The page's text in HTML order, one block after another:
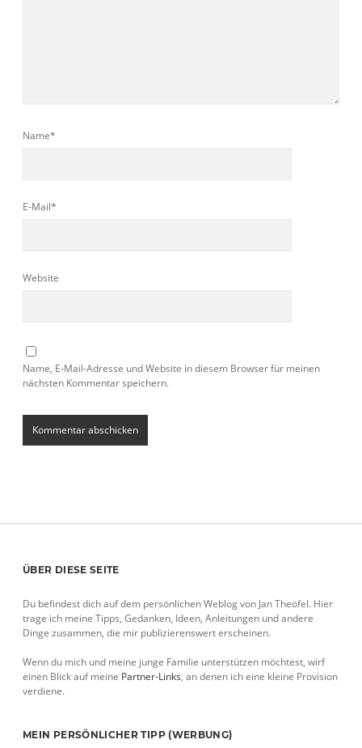
Name*
E-Mail*
Website
Name, E-Mail-Adresse und Website in diesem Browser für meinen
nächsten Kommentar speichern.
Sidebar
ÜBER DIESE SEITE
Du befindest dich auf dem persönlichen Weblog von Jan Theofel. Hier
trage ich meine Tipps, Gedanken, Ideen, Anleitungen und andere
Dinge zusammen, die mir publizierenswert erscheinen.
Wenn du mich und meine junge Familie unterstützen möchtest, wirf
einen Blick auf meine Partner-Links, an denen ich eine kleine Provision
verdiene.
MEIN PERSÖNLICHER TIPP (WERBUNG)